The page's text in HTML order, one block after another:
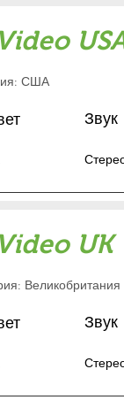
США
Звук
UK
Великобритания
Звук